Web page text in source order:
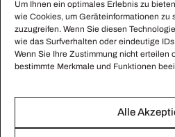
Um Ihnen ein optimales Erlebnis zu
wie Cookies, um Geräteinformationen zu
zuzugreifen. Wenn Sie diesen
wie das Surfverhalten oder eindeutige
Wenn Sie Ihre Zustimmung nicht erteilen
bestimmte Merkmale und Funktionen
Alle
»Ein progres­sives